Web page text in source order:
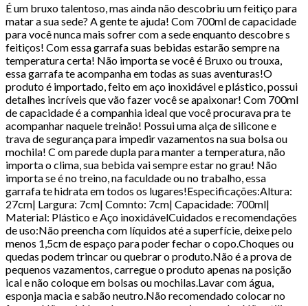
É um bruxo talentoso, mas ainda não descobriu um feitiço para
matar a sua sede? A gente te ajuda! Com 700ml de capacidade
para você nunca mais sofrer com a sede enquanto descobre s
feitiços! Com essa garrafa suas bebidas estarão sempre na
temperatura certa! Não importa se você é Bruxo ou trouxa,
essa garrafa te acompanha em todas as suas aventuras!O
produto é importado, feito em aço inoxidável e plástico, possui
detalhes incríveis que vão fazer você se apaixonar! Com 700ml
de capacidade é a companhia ideal que você procurava pra te
acompanhar naquele treinão! Possui uma alça de silicone e
trava de segurança para impedir vazamentos na sua bolsa ou
mochila! C om parede dupla para manter a temperatura, não
importa o clima, sua bebida vai sempre estar no grau! Não
importa se é no treino, na faculdade ou no trabalho, essa
garrafa te hidrata em todos os lugares!Especificações:Altura:
27cm| Largura: 7cm| Comnto: 7cm| Capacidade: 700ml|
Material: Plástico e Aço inoxidávelCuidados e recomendações
de uso:Não preencha com líquidos até a superfície, deixe pelo
menos 1,5cm de espaço para poder fechar o copo.Choques ou
quedas podem trincar ou quebrar o produto.Não é a prova de
pequenos vazamentos, carregue o produto apenas na posição
ical e não coloque em bolsas ou mochilas.Lavar com água,
esponja macia e sabão neutro.Não recomendado colocar no